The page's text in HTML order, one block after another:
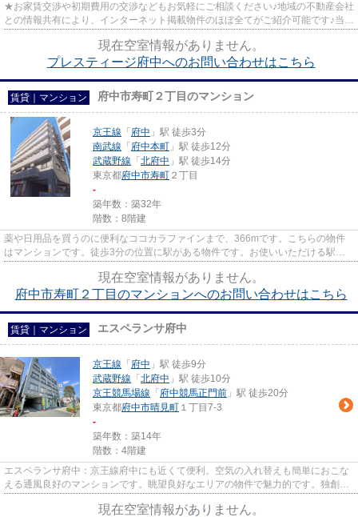
★お家賃交渉や初期費用の交渉などもお気軽にご相談ください♪地域の不動産会社
との情報共有により、インターネット掲載物件のほぼ全てがご紹介可能です♪当店
現在空室情報がありません。
プレスティージ府中へのお問い合わせはこちら
賃貸｜マンション 府中市寿町２丁目のマンション
京王線 「 府中 」駅 徒歩3分
南武線 「 府中本町 」駅 徒歩12分
武蔵野線 「 北府中 」駅 徒歩14分
東京都府中市寿町 ２丁目
-
築年数：築32年
階数：8階建
薬や日用品を買うのに便利なココカラファインまで、366mです。こちらの物件
はマンションです。徒歩3分の位置に駅がある物件です。お使いいただける駅は2
現在空室情報がありません。
府中市寿町２丁目のマンションへのお問い合わせはこちら
賃貸｜マンション エスペランサ府中
京王線 「 府中 」駅 徒歩9分
武蔵野線 「 北府中 」駅 徒歩10分
京王競馬場線 「 府中競馬正門前 」駅 徒歩20分
東京都府中市晴見町 １丁目7-3
-
築年数：築14年
階数：4階建
エスペランサ府中：京王線府中にも近くて便利。空気の入れ替えも簡単におこな
える通風良好のマンションです。眺望良好なエリアの物件で魅力的です。独創的
現在空室情報がありません。